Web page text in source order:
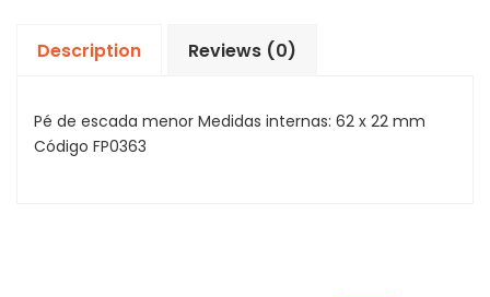
Description Reviews (0)
Pé de escada menor Medidas internas: 62 x 22 mm
Código FP0363